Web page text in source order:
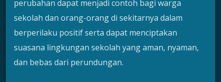
perubahan dapat menjadi contoh bagi warga
sekolah dan orang-orang di sekitarnya dalam
berperilaku positif serta dapat menciptakan
suasana lingkungan sekolah yang aman, nyaman,
dan bebas dari perundungan.